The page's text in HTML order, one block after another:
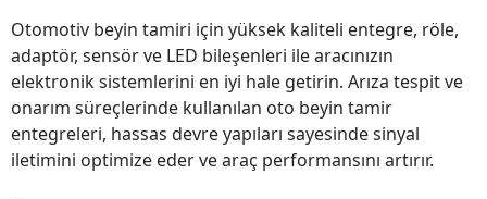
Otomotiv beyin tamiri için yüksek kaliteli entegre, röle,
adaptör, sensör ve LED bileşenleri ile aracınızın
elektronik sistemlerini en iyi hale getirin. Arıza tespit ve
onarım süreçlerinde kullanılan oto beyin tamir
entegreleri, hassas devre yapıları sayesinde sinyal
iletimini optimize eder ve araç performansını artırır.